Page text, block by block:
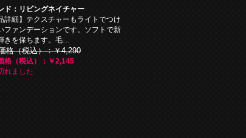
ド：リビングネイチャー
詳細】テクスチャーもライトでつけ
ファンデーションです。ソフトで新
きを保ちます。毛…
格（税込）：￥4,290
格（税込）：￥2,145
れました